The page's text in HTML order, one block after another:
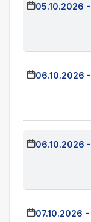
05.10.2026 -
06.10.2026 -
06.10.2026 -
07.10.2026 -